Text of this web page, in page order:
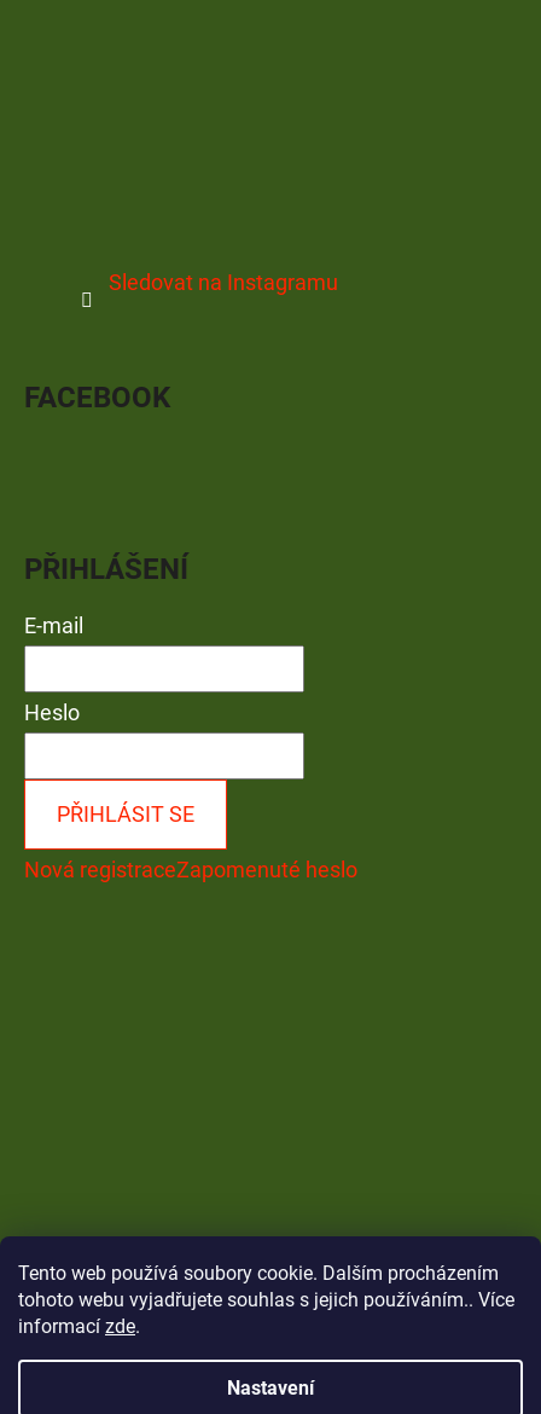
Tento web používá soubory cookie. Dalším procházením
tohoto webu vyjadřujete souhlas s jejich používáním.. Více
informací zde.
Nastavení
Sledovat na Instagramu
FACEBOOK
PŘIHLÁŠENÍ
E-mail
Heslo
PŘIHLÁSIT SE
Nová registraceZapomenuté heslo